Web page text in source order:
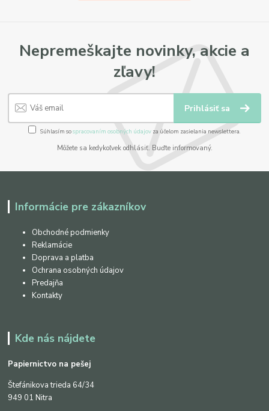
Nepremeškajte novinky, akcie a
zľavy!
Prihlásiť sa
Súhlasím sospracovaním osobných údajov za účelom zasielania newslettera.
Môžete sa kedykoľvek odhlásiť. Buďte informovaný.
Informácie pre zákazníkov
Obchodné podmienky
Reklamácie
Doprava a platba
Ochrana osobných údajov
Predajňa
Kontakty
Kde nás nájdete
Papiernictvo na pešej
Štefánikova trieda 64/34
949 01 Nitra